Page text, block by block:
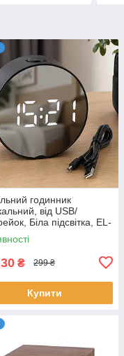
годинник
від USB/
Біла підсвітка, EL-
Чорний /
годинник /
₴ 299 ₴
Купити